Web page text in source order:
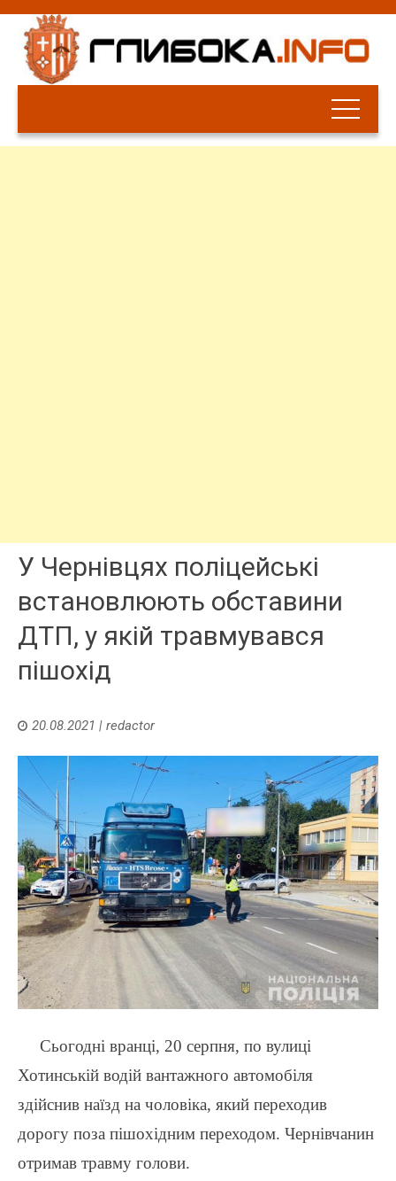
У Чернівцях поліцейські
встановлюють обставини
ДТП, у якій травмувався
пішохід
20.08.2021 | redactor
Сьогодні вранці, 20 серпня, по вулиці
Хотинській водій вантажного автомобіля
здійснив наїзд на чоловіка, який переходив
дорогу поза пішохідним переходом. Чернівчанин
отримав травму голови.